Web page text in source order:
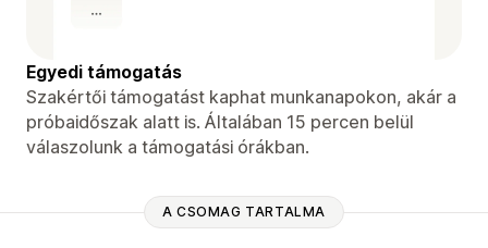
Egyedi támogatás
Szakértői támogatást kaphat munkanapokon, akár a
próbaidőszak alatt is. Általában 15 percen belül
válaszolunk a támogatási órákban.
A CSOMAG TARTALMA